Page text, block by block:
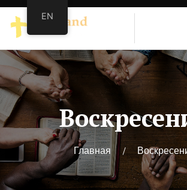
Главная /
EN